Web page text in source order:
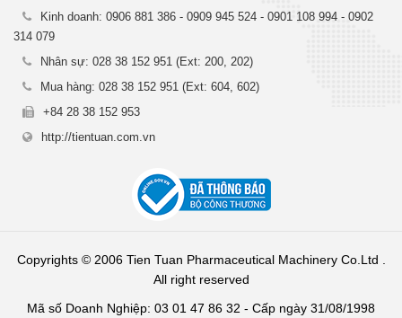
Kinh doanh: 0906 881 386 - 0909 945 524 - 0901 108 994 - 0902
314 079
Nhân sự: 028 38 152 951 (Ext: 200, 202)
Mua hàng: 028 38 152 951 (Ext: 604, 602)
+84 28 38 152 953
http://tientuan.com.vn
Copyrights © 2006 Tien Tuan Pharmaceutical Machinery Co.Ltd .
All right reserved
Mã số Doanh Nghiệp: 03 01 47 86 32 - Cấp ngày 31/08/1998